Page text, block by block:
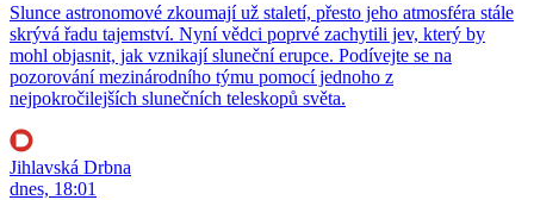
Slunce astronomové zkoumají už staletí, přesto jeho atmosféra stále
skrývá řadu tajemství. Nyní vědci poprvé zachytili jev, který by
mohl objasnit, jak vznikají sluneční erupce. Podívejte se na
pozorování mezinárodního týmu pomocí jednoho z
nejpokročilejších slunečních teleskopů světa.
Jihlavská Drbna
dnes, 18:01